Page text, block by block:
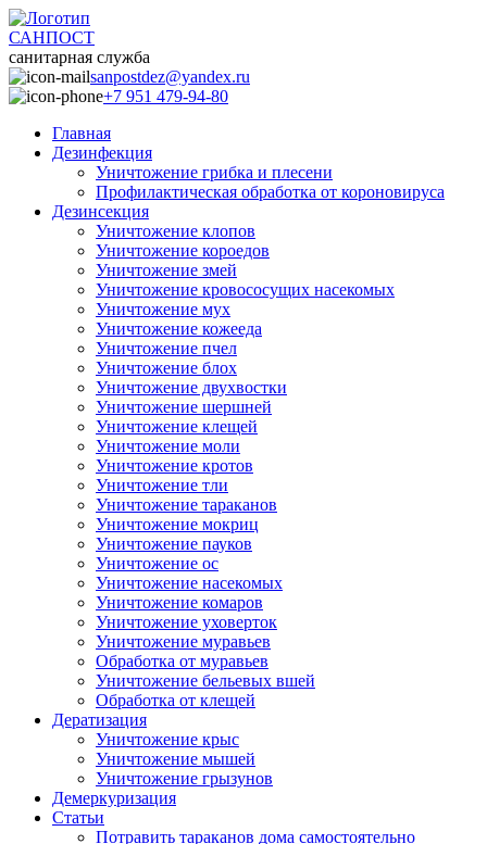
САНПОСТ
санитарная служба
sanpostdez@yandex.ru
+7 951 479-94-80
Главная
Дезинфекция
Уничтожение грибка и плесени
Профилактическая обработка от короновируса
Дезинсекция
Уничтожение клопов
Уничтожение короедов
Уничтожение змей
Уничтожение кровососущих насекомых
Уничтожение мух
Уничтожение кожееда
Уничтожение пчел
Уничтожение блох
Уничтожение двухвостки
Уничтожение шершней
Уничтожение клещей
Уничтожение моли
Уничтожение кротов
Уничтожение тли
Уничтожение тараканов
Уничтожение мокриц
Уничтожение пауков
Уничтожение ос
Уничтожение насекомых
Уничтожение комаров
Уничтожение уховерток
Уничтожение муравьев
Обработка от муравьев
Уничтожение бельевых вшей
Обработка от клещей
Дератизация
Уничтожение крыс
Уничтожение мышей
Уничтожение грызунов
Демеркуризация
Статьи
Потравить тараканов дома самостоятельно